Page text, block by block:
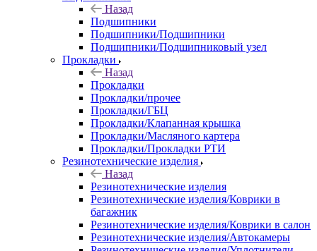
Назад
Подшипники
Подшипники/Подшипники
Подшипники/Подшипниковый узел
Прокладки
Назад
Прокладки
Прокладки/прочее
Прокладки/ГБЦ
Прокладки/Клапанная крышка
Прокладки/Масляного картера
Прокладки/Прокладки РТИ
Резинотехнические изделия
Назад
Резинотехнические изделия
Резинотехнические изделия/Коврики в
багажник
Резинотехнические изделия/Коврики в салон
Резинотехнические изделия/Автокамеры